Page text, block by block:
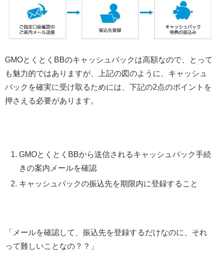
GMOとくとくBBのキャッシュバックは高額なので、とって
も魅力的ではありますが、上記の図のように、キャッシュ
バックを確実に受け取るためには、下記の2点のポイントを
押さえる必要があります。
GMOとくとくBBから送信されるキャッシュバック手続
きの案内メールを確認
キャッシュバックの振込先を期限内に登録すること
「メールを確認して、振込先を登録するだけなのに、それ
って難しいことなの？？」